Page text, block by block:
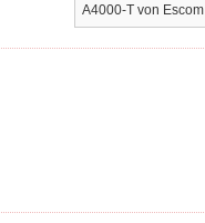
A4000-T von Escom